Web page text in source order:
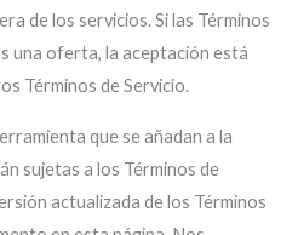
de los servicios. Si las Términos
una oferta, la aceptación está
Términos de Servicio.
que se añadan a la
sujetas a los Términos de
actualizada de los Términos